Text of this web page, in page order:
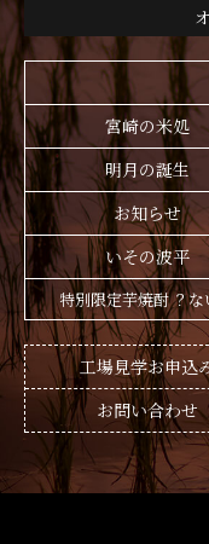
宮崎の米処
明月の誕生
お知らせ
いその波平
特別限定芋焼酎 ？な
工場見学お申込
お問い合わせ